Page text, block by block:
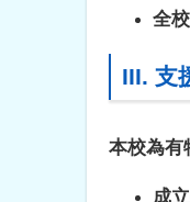
全
III. 支
本校為有
成